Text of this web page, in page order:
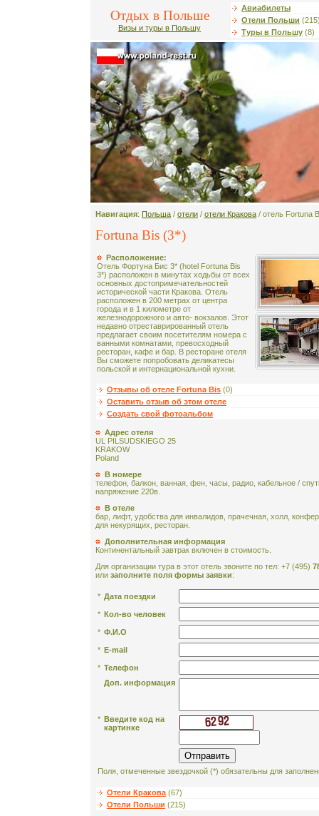
Отдых в Польше
Визы и туры в Польшу
Авиабилеты
Отели Польши
Туры в Польшу (8)
Навигация: Польша / отели / отели Кракова / отель Fortuna
Fortuna Bis (3*)
Расположение:
Отель Фортуна Бис 3* (hotel Fortuna Bis
3*) расположен в минутах ходьбы от всех
основных достопримечательностей
исторической части Кракова. Отель
расположен в 200 метрах от центра
города и в 1 километре от
железнодорожного и авто- вокзалов. Этот
недавно отреставрированный отель
предлагает своим посетителям номера с
ванными комнатами, превосходный
ресторан, кафе и бар. В ресторане отеля
Вы сможете попробовать деликатесы
польской и интернациональной кухни.
Отзывы об отеле Fortuna Bis (0)
Оставить отзыв об этом отеле
Создать свой фотоальбом
Адрес отеля
UL PILSUDSKIEGO 25
KRAKOW
Poland
В номере
телефон, балкон, ванная, фен, часы, радио, кабельное /
напряжение 220в.
В отеле
бар, лифт, удобства для инвалидов, прачечная, холл,
для некурящих, ресторан.
Дополнительная информация
Континентальный завтрак включен в стоимость.
Для организации тура в этот отель звоните по тел: +7 (495)
или заполните поля формы заявки:
* Дата поездки
* Кол-во человек
* Ф.И.О
* E-mail
* Телефон
Доп. информация
* Введите код на
картинке
Поля, отмеченные звездочкой (*) обязательны для
Отели Кракова(67)
Отели Польши (215)